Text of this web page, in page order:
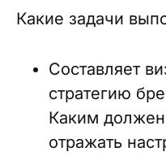
Какие задачи
Составляет
стратегию
Каким
отражать